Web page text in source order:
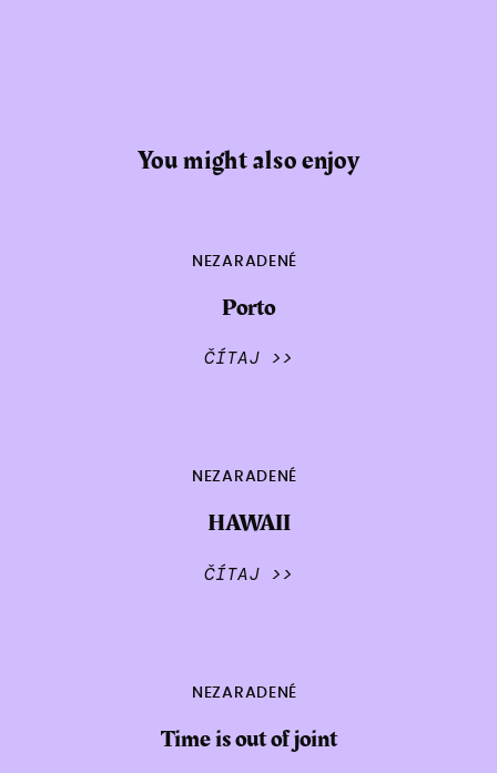
You might also enjoy
NEZARADENÉ
Porto
ČÍTAJ >>
NEZARADENÉ
HAWAII
ČÍTAJ >>
NEZARADENÉ
Time is out of joint